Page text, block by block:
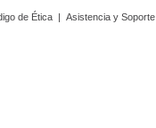
de Ética | Asistencia y Soporte